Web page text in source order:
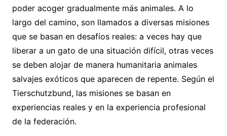
poder acoger gradualmente más animales. A lo
largo del camino, son llamados a diversas misiones
que se basan en desafíos reales: a veces hay que
liberar a un gato de una situación difícil, otras veces
se deben alojar de manera humanitaria animales
salvajes exóticos que aparecen de repente. Según el
Tierschutzbund, las misiones se basan en
experiencias reales y en la experiencia profesional
de la federación.